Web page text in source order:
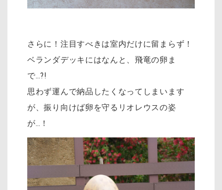
さらに！注目すべきは室内だけに留まらず！
ベランダデッキにはなんと、飛竜の卵ま
で…?!
思わず運んで納品したくなってしまいます
が、振り向けば卵を守るリオレウスの姿
が…！